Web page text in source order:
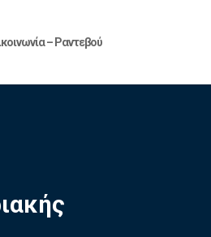
– Ραντεβού